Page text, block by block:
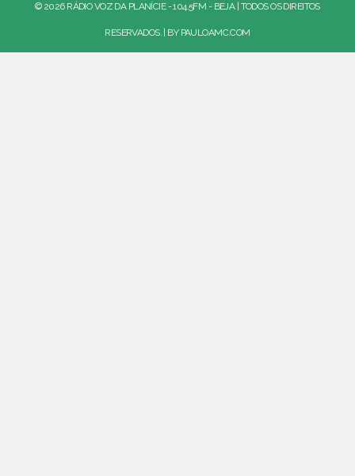
© 2026 RÁDIO VOZ DA PLANÍCIE - 104.5FM - BEJA | TODOS OS DIREITOS
RESERVADOS. | BY PAULOAMC.COM